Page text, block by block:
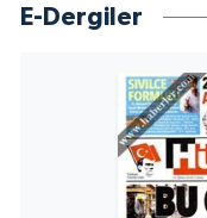
E-Dergiler